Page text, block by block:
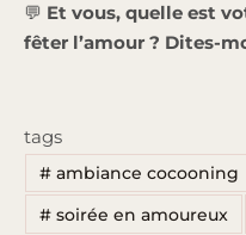
💬 Et vous, quelle est
fêter l’amour ? Dites-
tags
#ambiance cocooning
#soirée en amoureux